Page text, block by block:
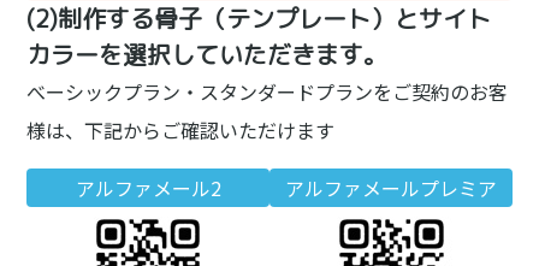
(2)制作する骨子（テンプレート）とサイト
カラーを選択していただきます。
べーシックプラン・スタンダードプランをご契約のお客
様は、下記からご確認いただけます
アルファメール2
アルファメールプレミア